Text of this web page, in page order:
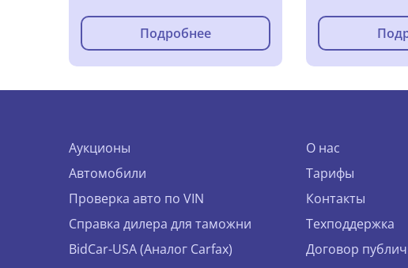
Подробнее
Аукционы
Автомобили
Проверка авто по VIN
Справка дилера для таможни
BidCar-USA (Аналог Carfax)
О нас
Тарифы
Контакты
Техподдержка
Договор